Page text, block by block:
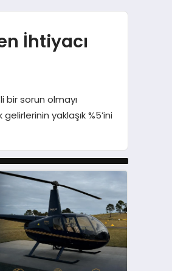
İhtiyacı
bir sorun olmayı
yaklaşık %5’ini